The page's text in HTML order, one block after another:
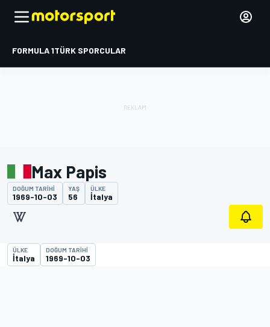
FORMULA 1TÜRK SPORCULAR
Max Papis
DOĞUM TARIHI
1969-10-03
YAŞ
56
ÜLKE
İtalya
ÜLKE
İtalya
DOĞUM TARIHI
1969-10-03